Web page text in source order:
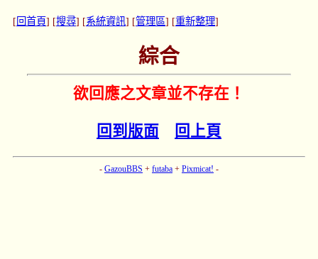
[ 回首頁] [搜尋] [系統資訊] [管理區] [重新整理]
綜合
欲回應之文章並不存在！
回到版面 回上頁
- GazouBBS + futaba + Pixmicat! -